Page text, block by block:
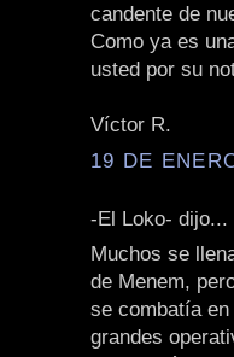
candente de
Como ya es
usted por su
Víctor R.
19 DE
-El Loko- dijo...
Muchos se
de Menem,
se combatía
grandes